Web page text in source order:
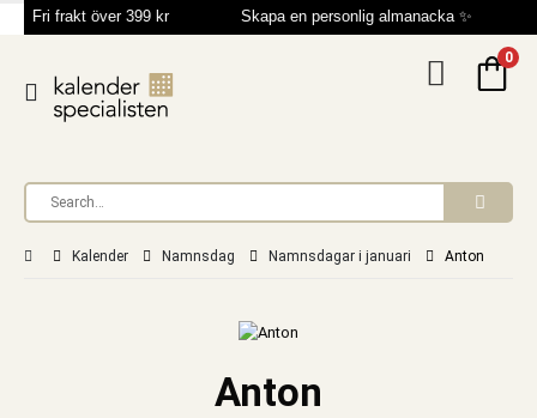
Fri frakt över 399 kr Skapa en personlig almanacka ✨
0
Kalender Namnsdag Namnsdagar i januari Anton
Anton